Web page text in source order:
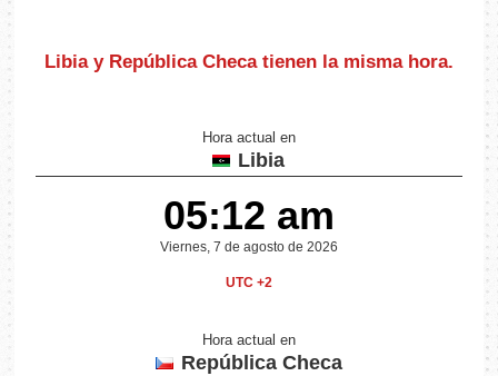
Libia y República Checa tienen la misma hora.
Hora actual en
Libia
05:12 am
Viernes, 7 de agosto de 2026
UTC +2
Hora actual en
República Checa